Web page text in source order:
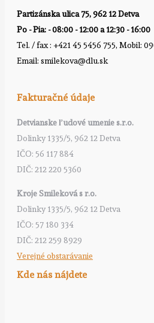
Partizánska ulica 75, 962 12 Detva
Po - Pia: - 08:00 - 12:00 a 12:30 - 16:00
Tel. / fax : +421 45 5456 755, Mobil:
Email: smilekova@dlu.sk
Fakturačné údaje
Detvianske ľudové umenie s.r.o.
Dolinky 1335/5, 962 12 Detva
IČO: 56 117 884
DIČ: 212 220 5360
Kroje Smileková s r.o.
Dolinky 1335/5, 962 12 Detva
IČO: 57 180 334
DIČ: 212 259 8929
Verejné obstarávanie
Kde nás nájdete